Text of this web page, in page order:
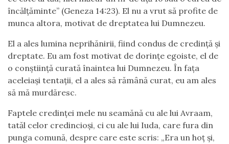
încălțăminte” (Geneza 14:23). El nu a vrut să profite de
munca altora, motivat de dreptatea lui Dumnezeu.
El a ales lumina neprihănirii, fiind condus de credință și
dreptate. Eu am fost motivat de dorințe egoiste, el de
o conștiință curată înaintea lui Dumnezeu. În fața
aceleiași tentații, el a ales să rămână curat, eu am ales
să mă murdăresc.
Faptele credinței mele nu seamănă cu ale lui Avraam,
tatăl celor credincioși, ci cu ale lui Iuda, care fura din
punga comună, despre care este scris: „Era un hoț și,